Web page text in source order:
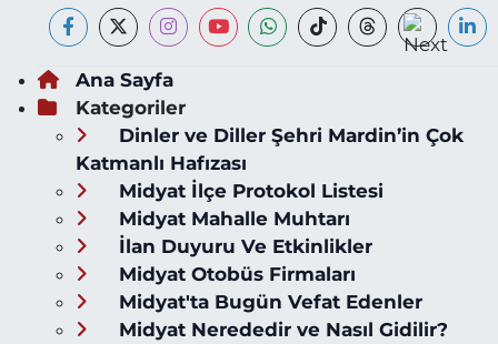
Ana Sayfa
Kategoriler
Dinler ve Diller Şehri Mardin’in Çok
Katmanlı Hafızası
Midyat İlçe Protokol Listesi
Midyat Mahalle Muhtarı
İlan Duyuru Ve Etkinlikler
Midyat Otobüs Firmaları
Midyat'ta Bugün Vefat Edenler
Midyat Nerededir ve Nasıl Gidilir?